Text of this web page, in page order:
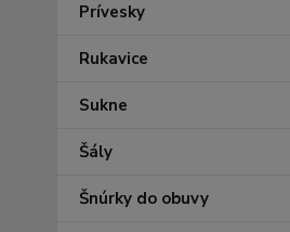
Prívesky
Rukavice
Sukne
Šály
Šnúrky do obuvy